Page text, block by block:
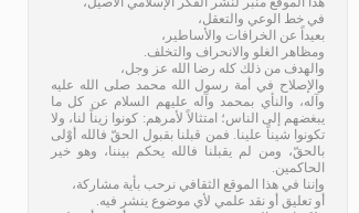
في خط الوعي والتعقل،
بعيداً عن الخرافات والأساطير،
ومظاهر الغلو والانحراف والتخلف.
والهدف من ذلك كله رضا الله عز وجل،
والإصلاح في أمة رسول الله محمد صلى الله عليه
وآله، والنأي بمحمد وآله عليهم السلام عن كل ما
يبغضهم إلى الناس؛ امتثالاً لأمرهم: كونوا زيناً لنا، ولا
تكونوا شيناً علينا. فمن قبلنا بقبول الحقّ فالله أوْلى
بالحقّ، ومن لم يقبلنا فالله يحكم بيننا، وهو خير
الحاكمين.
وإننا في هذا الموقع الثقافي نرحب بأية مشاركة،
أو تعليق أو نقد علمي لأي موضوع ينشر فيه.